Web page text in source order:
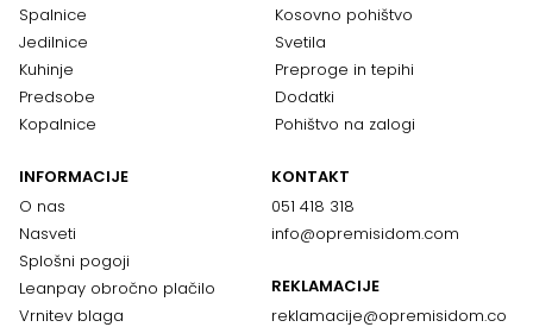
Spalnice
Jedilnice
Kuhinje
Predsobe
Kopalnice
Kosovno pohištvo
Svetila
Preproge in tepihi
Dodatki
Pohištvo na zalogi
INFORMACIJE
O nas
Nasveti
Splošni pogoji
Leanpay obročno plačilo
Vrnitev blaga
KONTAKT
051 418 318
info@opremisidom.com
REKLAMACIJE
reklamacije@opremisidom.co